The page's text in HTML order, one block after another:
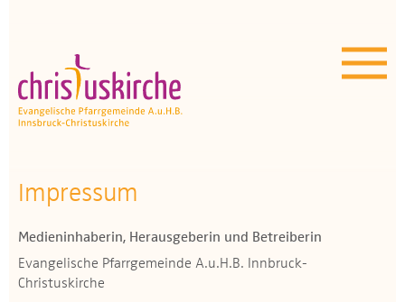
Unser Angebot
Wissenswertes
Impressum
Medieninhaberin, Herausgeberin und Betreiberin
Evangelische Pfarrgemeinde A.u.H.B. Innbruck-
Christuskirche